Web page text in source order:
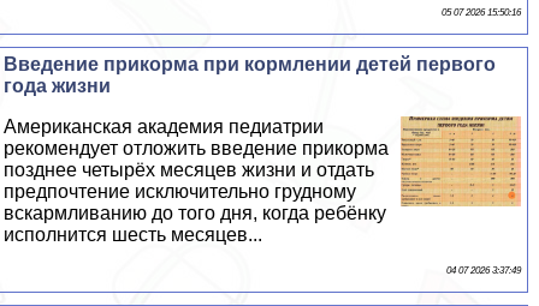
05 07 2026 15:50:16
Введение прикорма при кормлении детей первого
года жизни
Американская академия педиатрии
рекомендует отложить введение прикорма
позднее четырёх месяцев жизни и отдать
предпочтение исключительно грудному
вскармливанию до того дня, когда ребёнку
исполнится шесть месяцев...
04 07 2026 3:37:49